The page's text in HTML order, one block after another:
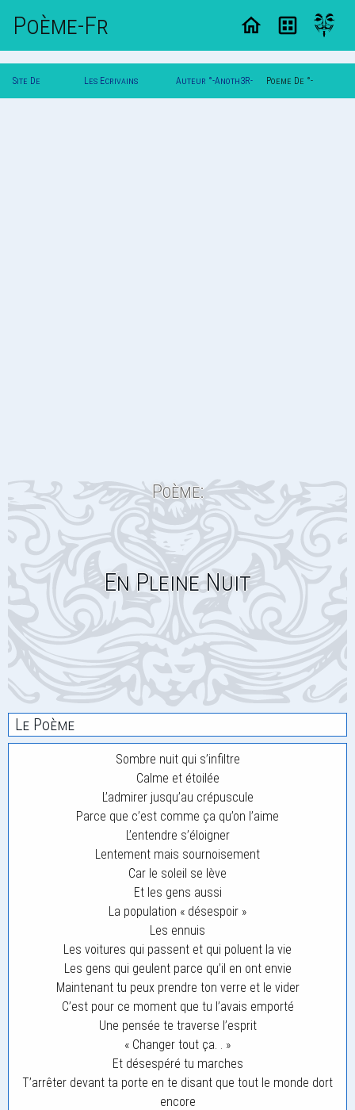
Poème-Fr
Site De Les Ecrivains Auteur °-Anoth3R- Poeme De °-
Poème:
En Pleine Nuit
Le Poème
Sombre nuit qui s’infiltre
Calme et étoilée
L’admirer jusqu’au crépuscule
Parce que c’est comme ça qu’on l’aime
L’entendre s’éloigner
Lentement mais sournoisement
Car le soleil se lève
Et les gens aussi
La population « désespoir »
Les ennuis
Les voitures qui passent et qui poluent la vie
Les gens qui geulent parce qu’il en ont envie
Maintenant tu peux prendre ton verre et le vider
C’est pour ce moment que tu l’avais emporté
Une pensée te traverse l’esprit
« Changer tout ça. . »
Et désespéré tu marches
T’arrêter devant ta porte en te disant que tout le monde dort
encore